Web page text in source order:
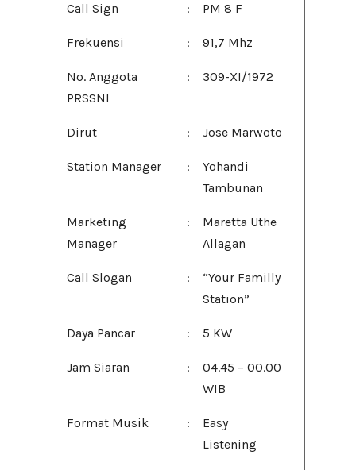
Call Sign : PM 8 F
Frekuensi : 91,7 Mhz
No. Anggota
PRSSNI
: 309-XI/1972
Dirut : Jose Marwoto
Station Manager :
Yohandi
Tambunan
Marketing
Manager
:
Maretta Uthe
Allagan
Call Slogan :
“Your Familly
Station”
Daya Pancar : 5 KW
Jam Siaran :
04.45 – 00.00
WIB
Format Musik :
Easy
Listening